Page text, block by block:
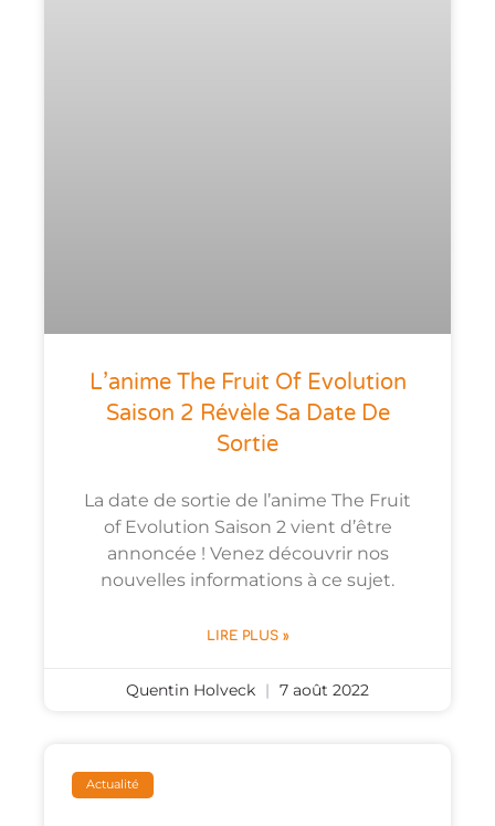
L’anime The Fruit Of Evolution
Saison 2 Révèle Sa Date De
Sortie
La date de sortie de l’anime The Fruit
of Evolution Saison 2 vient d’être
annoncée ! Venez découvrir nos
nouvelles informations à ce sujet.
LIRE PLUS »
Quentin Holveck 7 août 2022
Actualité